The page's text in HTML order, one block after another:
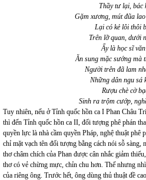
Thầy tư lại, bác
Gặm xương, mút đũa
Lại có kẻ lôi thôi
Trên lỡ quan, dưới
Ấy là học sĩ
Ăn sung mặc sướng mà
Người trên đã lam
Những dân ngu sá
Rượu chè cờ
Sinh ra trộm cướp,
Tuy nhiên, nếu ở Tỉnh quốc hồn ca I Phan Châu
thì đến Tỉnh quốc hồn ca II, đối tượng phê phán
quyền lực là nhà cầm quyền Pháp, nghệ thuật phê
chỉ mặt vạch tên đối tượng bằng cách nói sỗ
thơ châm chích của Phan được cân nhắc giảm
thơ có vẻ chừng mực, chỉn chu hơn. Thế nhưng
của riêng ông. Trước hết, ông dùng thủ thuật đề